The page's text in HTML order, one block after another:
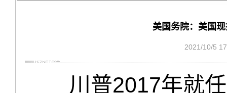
美国务院：美国
2021/10/5
川普2017年就任